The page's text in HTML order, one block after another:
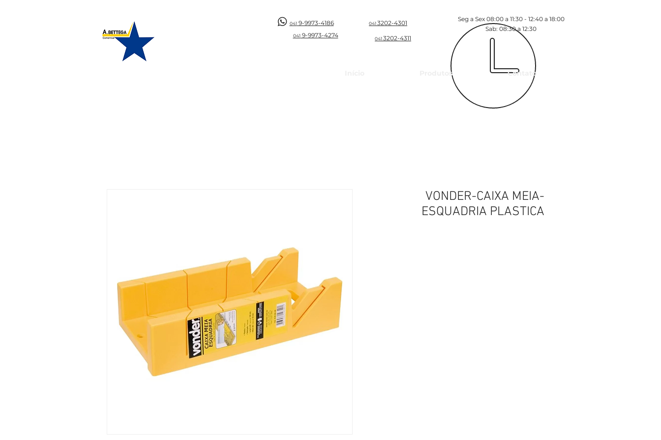
0419-9973-4186
0419-9973-4274
0413202-4301
0413202-4311
Seg a Sex 08:00 a 11:30 - 12:40 a 18:00
Sab: 08:30 a 12:30
Produtos Contato
VONDER-CAIXA MEIA-
ESQUADRIA PLASTICA